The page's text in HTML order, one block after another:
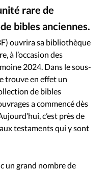
Liberté religieuse
Politique
Religions
rare de
bibles anciennes.
©Alliance biblique française
ouvrira sa bibliothèque
à l’occasion des
2024. Dans le sous-
trouve en effet un
de bibles
a commencé dès
c’est près de
testaments qui y sont
un grand nombre de